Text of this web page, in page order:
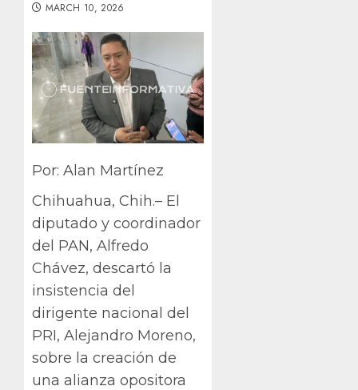
MARCH 10, 2026
Por: Alan Martínez
Chihuahua, Chih.– El
diputado y coordinador
del PAN, Alfredo
Chávez, descartó la
insistencia del
dirigente nacional del
PRI, Alejandro Moreno,
sobre la creación de
una alianza opositora